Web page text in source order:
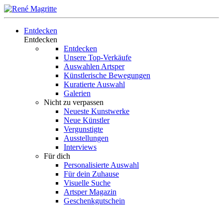
Entdecken
Entdecken
Entdecken
Unsere Top-Verkäufe
Auswahlen Artsper
Künstlerische Bewegungen
Kuratierte Auswahl
Galerien
Nicht zu verpassen
Neueste Kunstwerke
Neue Künstler
Vergunstigte
Ausstellungen
Interviews
Für dich
Personalisierte Auswahl
Für dein Zuhause
Visuelle Suche
Artsper Magazin
Geschenkgutschein